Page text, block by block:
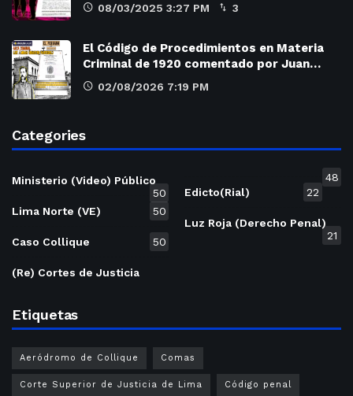
08/03/2025 3:27 PM 3
El Código de Procedimientos en Materia
Criminal de 1920 comentado por Juan…
02/08/2026 7:19 PM
Categories
Ministerio (Video) Público
50
Lima Norte (VE)
50
Caso Collique 50
(Re) Cortes de Justicia
48
Edicto(Rial)
22
Luz Roja (Derecho Penal)
21
Etiquetas
Aeródromo de Collique Comas
Corte Superior de Justicia de Lima Código penal